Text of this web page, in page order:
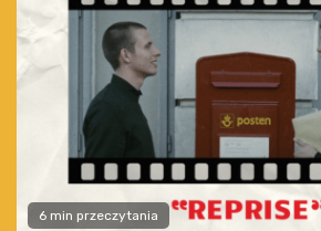
6 min przeczytania